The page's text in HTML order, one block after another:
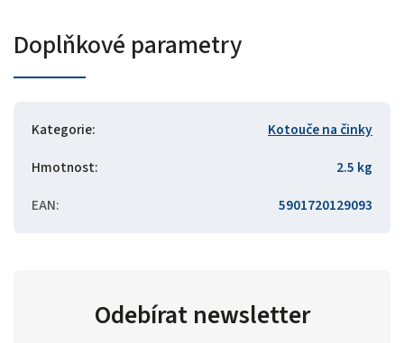
Doplňkové parametry
Kategorie:
Kotouče na činky
Hmotnost:
2.5 kg
EAN: 5901720129093
Odebírat newsletter